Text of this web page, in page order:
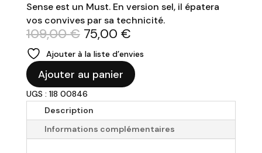
Sense est un Must. En version sel, il épatera
vos convives par sa technicité.
109,00€ Le
prix
initial
était :
109,00 €.
75,00 €Le
prix
actuel
est :
75,00 €.
Ajouter à la liste d’envies
quantité
de
PEUGEOT
Moulin
Ajouter au panier
UGS : 1I8 00846
Description
Informations complémentaires